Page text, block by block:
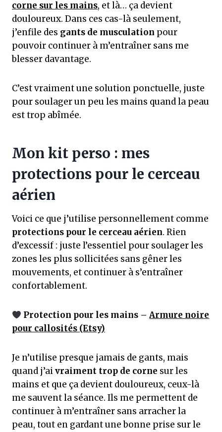
corne sur les mains, et là… ça devient
douloureux. Dans ces cas-là seulement,
j’enfile des gants de musculation pour
pouvoir continuer à m’entraîner sans me
blesser davantage.
C’est vraiment une solution ponctuelle, juste
pour soulager un peu les mains quand la peau
est trop abîmée.
Mon kit perso : mes
protections pour le cerceau
aérien
Voici ce que j’utilise personnellement comme
protections pour le cerceau aérien. Rien
d’excessif : juste l’essentiel pour soulager les
zones les plus sollicitées sans gêner les
mouvements, et continuer à s’entraîner
confortablement.
Protection pour les mains –Armure noire
pour callosités (Etsy)
Je n’utilise presque jamais de gants, mais
quand j’aivraiment trop de corne sur les
mains et que ça devient douloureux, ceux-là
me sauvent la séance. Ils me permettent de
continuer à m’entraîner sans arracher la
peau, tout en gardant une bonne prise sur le